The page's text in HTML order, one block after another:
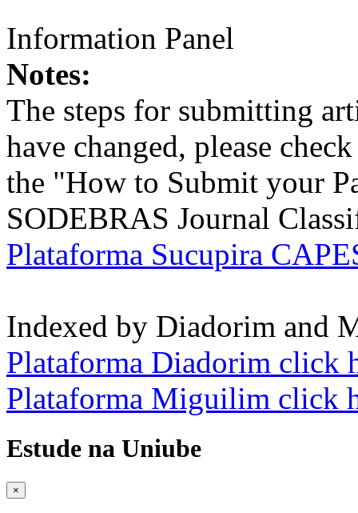
Information Panel
Notes:
The steps for submitting
have changed, please
the "How to Submit your
SODEBRAS Journal
Plataforma Sucupira
Indexed by Diadorim and
Plataforma Diadorim click
Plataforma Miguilim click
Estude na Uniube
×